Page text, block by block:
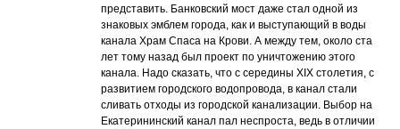
представить. Банковский мост даже стал одной из
знаковых эмблем города, как и выступающий в воды
канала Храм Спаса на Крови. А между тем, около ста
лет тому назад был проект по уничтожению этого
канала. Надо сказать, что с середины XIX столетия, с
развитием городского водопровода, в канал стали
сливать отходы из городской канализации. Выбор на
Екатерининский канал пал неспроста, ведь в отличии